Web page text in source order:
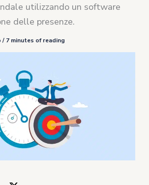
utilizzando un software
delle presenze.
/ 7 minutes of reading